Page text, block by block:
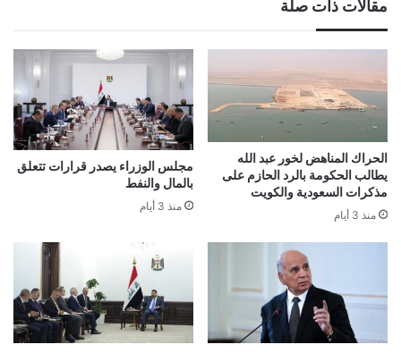
مقالات ذات صلة
الحراك المناهض لخور عبد الله
يطالب الحكومة بالرد الحازم على
مذكرات السعودية والكويت
منذ 3 أيام
مجلس الوزراء يصدر قرارات تتعلق
بالمال والنفط
منذ 3 أيام